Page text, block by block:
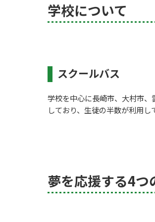
学校について
スクールバス
学校を中心に長崎市、大村市
しており、生徒の半数が利用し
夢を応援する4つ